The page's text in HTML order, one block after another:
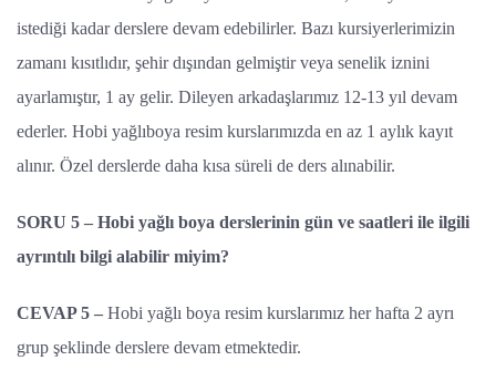
istediği kadar derslere devam edebilirler. Bazı kursiyerlerimizin
zamanı kısıtlıdır, şehir dışından gelmiştir veya senelik iznini
ayarlamıştır, 1 ay gelir. Dileyen arkadaşlarımız 12-13 yıl devam
ederler. Hobi yağlıboya resim kurslarımızda en az 1 aylık kayıt
alınır. Özel derslerde daha kısa süreli de ders alınabilir.
SORU 5 – Hobi yağlı boya derslerinin gün ve saatleri ile ilgili
ayrıntılı bilgi alabilir miyim?
CEVAP 5 – Hobi yağlı boya resim kurslarımız her hafta 2 ayrı
grup şeklinde derslere devam etmektedir.